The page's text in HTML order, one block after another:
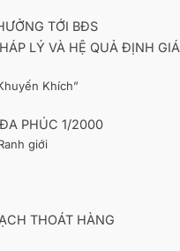
TỚI BĐS
LÝ VÀ HỆ QUẢ ĐỊNH GIÁ
Khích”
PHÚC 1/2000
giới
THOÁT HÀNG